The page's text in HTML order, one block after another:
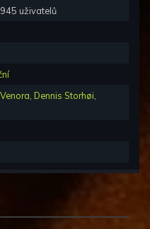
uživatelů
Dennis Storhøi